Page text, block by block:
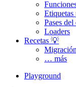
¿Ha encontrado
Mostrar en GitHub
Abrir vista previa
Etiquetas
Pases
Loaders
Recetas 💡
… más
Playground